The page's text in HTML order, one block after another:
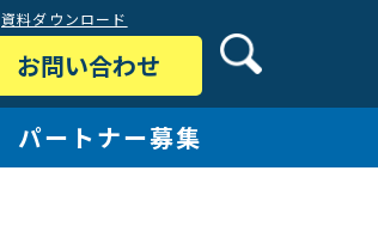
資料ダウンロード
お問い合わせ
パートナー募集